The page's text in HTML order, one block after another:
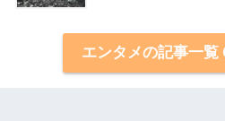
エンタメの記事一覧